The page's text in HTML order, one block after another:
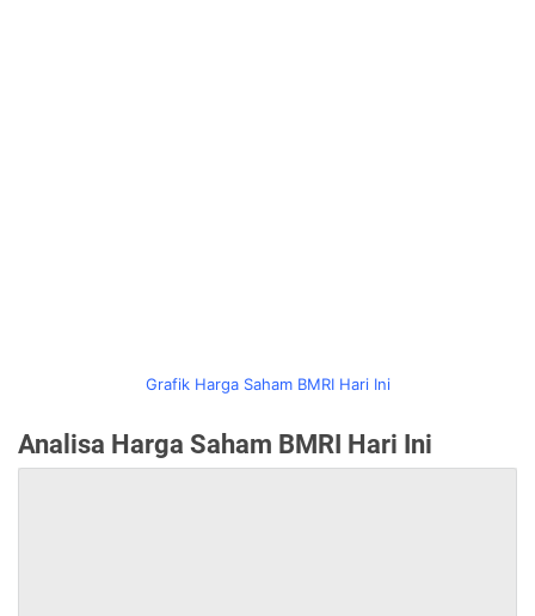
Grafik Harga Saham BMRI Hari Ini
Analisa Harga Saham BMRI Hari Ini